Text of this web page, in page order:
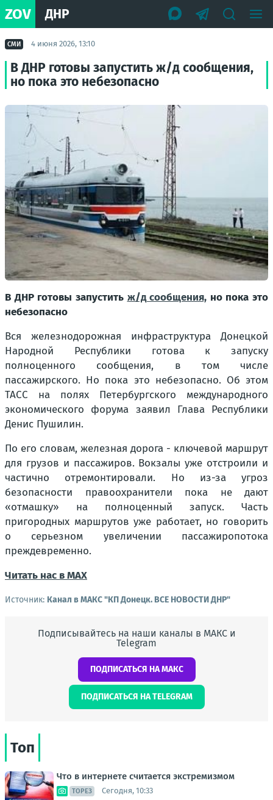
ZOV ДНР
СМИ 4 июня 2026, 13:10
В ДНР готовы запустить ж/д сообщения,
но пока это небезопасно
В ДНР готовы запустить ж/д сообщения, но пока это
небезопасно
Вся железнодорожная инфраструктура Донецкой
Народной Республики готова к запуску
полноценного сообщения, в том числе
пассажирского. Но пока это небезопасно. Об этом
ТАСС на полях Петербургского международного
экономического форума заявил Глава Республики
Денис Пушилин.
По его словам, железная дорога - ключевой маршрут
для грузов и пассажиров. Вокзалы уже отстроили и
частично отремонтировали. Но из-за угроз
безопасности правоохранители пока не дают
«отмашку» на полноценный запуск. Часть
пригородных маршрутов уже работает, но говорить
о серьезном увеличении пассажиропотока
преждевременно.
Читать нас в МАХ
Источник: Канал в МАКС "КП Донeцк. ВСЕ НОВОСТИ ДНР"
Подписывайтесь на наши каналы в МАКС и
Telegram
ПОДПИСАТЬСЯ НА МАКС
ПОДПИСАТЬСЯ НА TELEGRAM
Топ
Что в интернете считается экстремизмом
ТОРЕЗ Сегодня, 10:33